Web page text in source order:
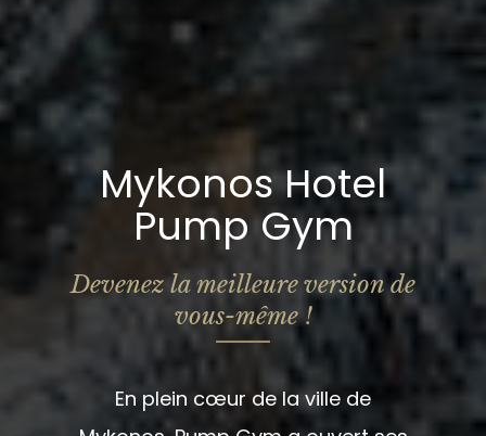
Mykonos Hotel
Pump Gym
Devenez la meilleure version de
vous-même !
En plein cœur de la ville de